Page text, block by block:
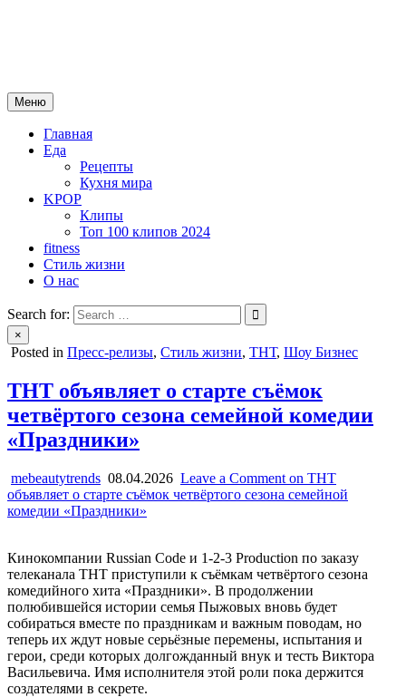
Меню
Главная
Еда
Рецепты
Кухня мира
KPOP
Клипы
Топ 100 клипов 2024
fitness
Стиль жизни
О нас
Search for:
×
Posted in Пресс-релизы, Стиль жизни, ТНТ, Шоу Бизнес
ТНТ объявляет о старте съёмок
четвёртого сезона семейной комедии
«Праздники»
mebeautytrends 08.04.2026 Leave a Comment on ТНТ
объявляет о старте съёмок четвёртого сезона семейной
комедии «Праздники»
Кинокомпании Russian Code и 1-2-3 Production по заказу
телеканала ТНТ приступили к съёмкам четвёртого сезона
комедийного хита «Праздники». В продолжении
полюбившейся истории семья Пыжовых вновь будет
собираться вместе по праздникам и важным поводам, но
теперь их ждут новые серьёзные перемены, испытания и
герои, среди которых долгожданный внук и тесть Виктора
Васильевича. Имя исполнителя этой роли пока держится
создателями в секрете.